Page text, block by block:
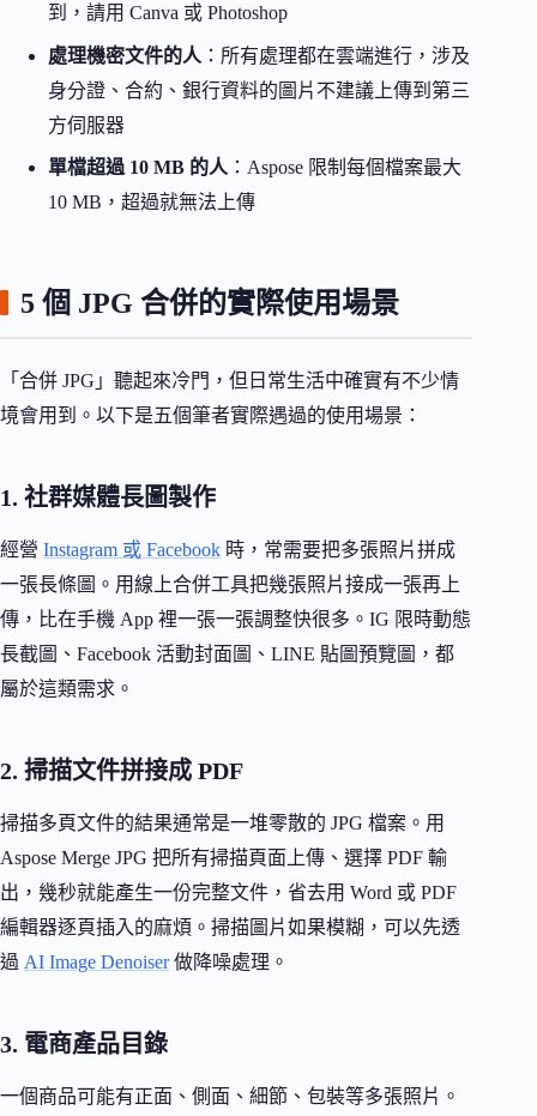
到，請用 Canva 或 Photoshop
處理機密文件的人 ：所有處理都在雲端進行，涉及
身分證、合約、銀行資料的圖片不建議上傳到第三
方伺服器
單檔超過 10 MB 的人 ：Aspose 限制每個檔案最大
10 MB，超過就無法上傳
5 個 JPG 合併的實際使用場景
「合併 JPG」聽起來冷門，但日常生活中確實有不少情
境會用到。以下是五個筆者實際遇過的使用場景：
1. 社群媒體長圖製作
經營 Instagram 或 Facebook 時，常需要把多張照片拼成
一張長條圖。用線上合併工具把幾張照片接成一張再上
傳，比在手機 App 裡一張一張調整快很多。IG 限時動態
長截圖、Facebook 活動封面圖、LINE 貼圖預覽圖，都
屬於這類需求。
2. 掃描文件拼接成 PDF
掃描多頁文件的結果通常是一堆零散的 JPG 檔案。用
Aspose Merge JPG 把所有掃描頁面上傳、選擇 PDF 輸
出，幾秒就能產生一份完整文件，省去用 Word 或 PDF
編輯器逐頁插入的麻煩。掃描圖片如果模糊，可以先透
過 AI Image Denoiser做降噪處理。
3. 電商產品目錄
一個商品可能有正面、側面、細節、包裝等多張照片。